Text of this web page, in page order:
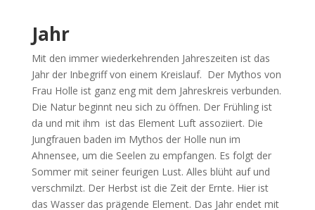
Jahr
Mit den immer wiederkehrenden Jahreszeiten ist das
Jahr der Inbegriff von einem Kreislauf. Der Mythos von
Frau Holle ist ganz eng mit dem Jahreskreis verbunden.
Die Natur beginnt neu sich zu öffnen. Der Frühling ist
da und mit ihm ist das Element Luft assoziiert. Die
Jungfrauen baden im Mythos der Holle nun im
Ahnensee, um die Seelen zu empfangen. Es folgt der
Sommer mit seiner feurigen Lust. Alles blüht auf und
verschmilzt. Der Herbst ist die Zeit der Ernte. Hier ist
das Wasser das prägende Element. Das Jahr endet mit